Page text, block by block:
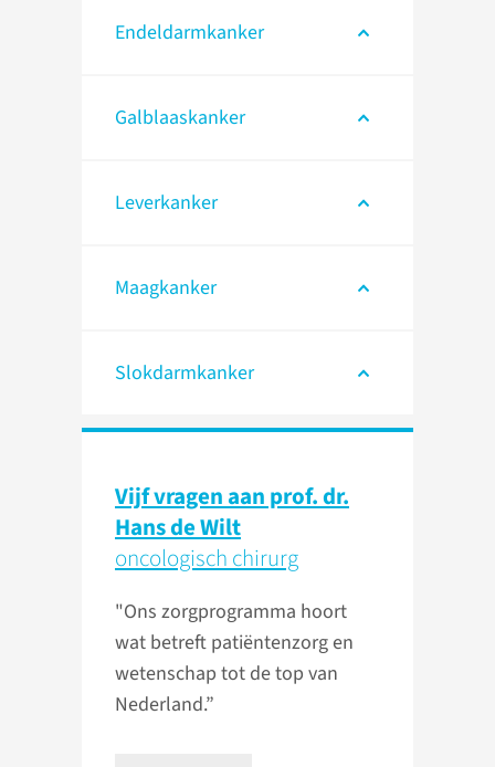
Endeldarmkanker
Galblaaskanker
Leverkanker
Maagkanker
Slokdarmkanker
Vijf vragen aan prof. dr.
Hans de Wilt
oncologisch chirurg
"Ons zorgprogramma hoort
wat betreft patiëntenzorg en
wetenschap tot de top van
Nederland.”